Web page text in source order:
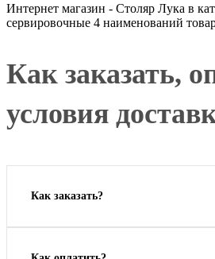
Интернет магазин - Столяр Лука в
сервировочные 4 наименований
Как заказать,
условия
Как заказать?